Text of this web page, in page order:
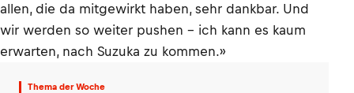
allen, die da mitgewirkt haben, sehr dankbar. Und
wir werden so weiter pushen – ich kann es kaum
erwarten, nach Suzuka zu kommen.»
Thema der Woche